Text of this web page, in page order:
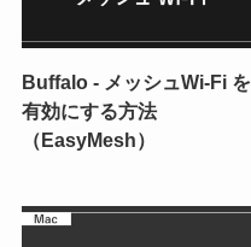
Buffalo - メッシュWi-Fi を
有効にする方法
（EasyMesh）